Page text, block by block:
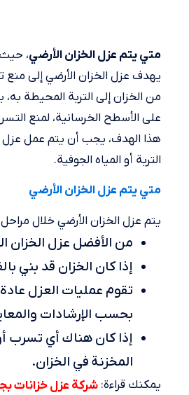
متي يتم عزل الخزان الأرضي، حيث
يهدف عزل الخزان الأرضي إلى منع
من الخزان إلى التربة المحيطة
على الأسطح الخرسانية، لمنع
هذا الهدف، يجب أن يتم عمل عزل
التربة أو المياه الجوفية.
متي يتم عزل الخزان الأرضي
يتم عزل الخزان الأرضي خلال
من الأفضل عزل الخزان
إذا كان الخزان قد بني
تقوم عمليات العزل
بحسب الإرشادات
إذا كان هناك أي تسرب
المخزنة في الخزان.
يمكنك قراءة: شركة عزل خزانات